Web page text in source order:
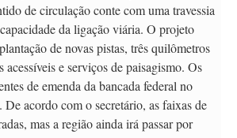
de circulação conte com uma travessia
da ligação viária. O projeto
de novas pistas, três quilômetros
acessíveis e serviços de paisagismo. Os
de emenda da bancada federal no
acordo com o secretário, as faixas de
mas a região ainda irá passar por